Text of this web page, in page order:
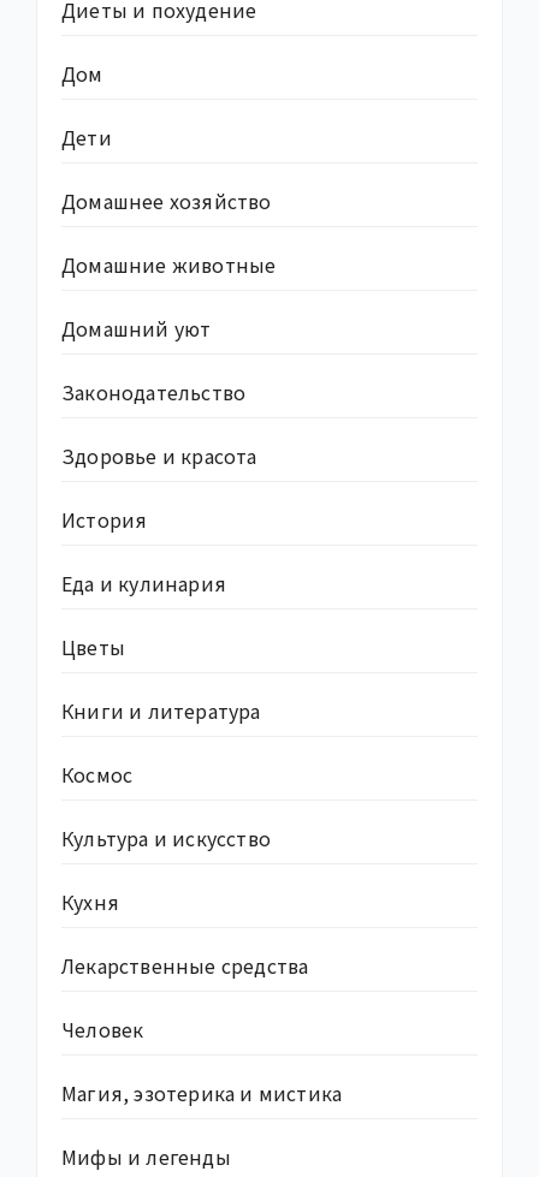
Диеты и похудение
Дом
Дети
Домашнее хозяйство
Домашние животные
Домашний уют
Законодательство
Здоровье и красота
История
Еда и кулинария
Цветы
Книги и литература
Космос
Культура и искусство
Кухня
Лекарственные средства
Человек
Магия, эзотерика и мистика
Мифы и легенды